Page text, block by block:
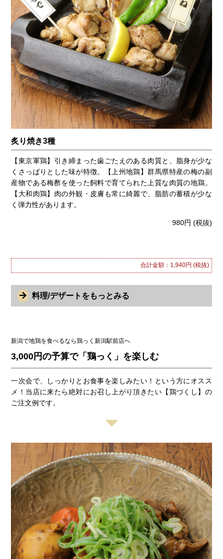
炙り焼き3種
【東京軍鶏】引き締まった歯ごたえのある肉質と、脂身が少な
くさっぱりとした味が特徴。【上州地鶏】群馬県特産の梅の副
産物である梅酢を使った飼料で育てられた上質な肉質の地鶏。
【大和肉鶏】肉の外観・皮膚も常に綺麗で、脂肪の蓄積が少な
く弾力性があります。
980円 (税抜)
合計金額：1,940円 (税抜)
料理/デザートをもっとみる
新潟で地鶏を食べるなら鶏っく新潟駅前店へ
3,000円の予算で「鶏っく」を楽しむ
一次会で、しっかりとお食事を楽しみたい！という方にオスス
メ！当店に来たら絶対にお召し上がり頂きたい【鶏づくし】の
ご注文例です。